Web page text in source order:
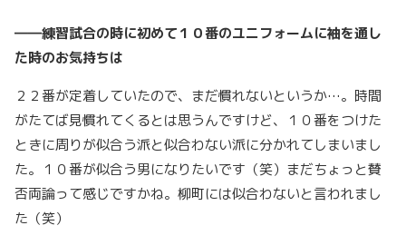
――練習試合の時に初めて１０番のユニフォームに袖を通し
た時のお気持ちは
２２番が定着していたので、まだ慣れないというか…。時間
がたてば見慣れてくるとは思うんですけど、１０番をつけた
ときに周りが似合う派と似合わない派に分かれてしまいまし
た。１０番が似合う男になりたいです（笑）まだちょっと賛
否両論って感じですかね。柳町には似合わないと言われまし
た（笑）